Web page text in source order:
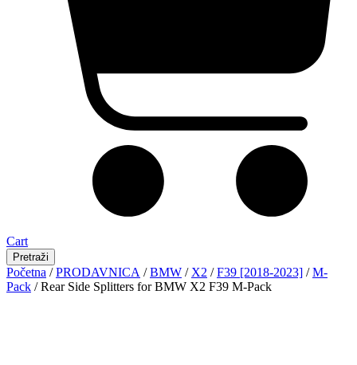
Cart
Pretraži
Početna /PRODAVNICA /BMW / X2 /F39 [2018-2023] /M-
Pack / Rear Side Splitters for BMW X2 F39 M-Pack